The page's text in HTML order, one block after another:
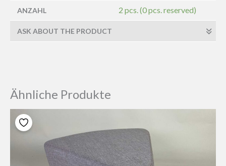
ANZAHL 2 pcs. (0 pcs. reserved)
ASK ABOUT THE PRODUCT
Ähnliche Produkte